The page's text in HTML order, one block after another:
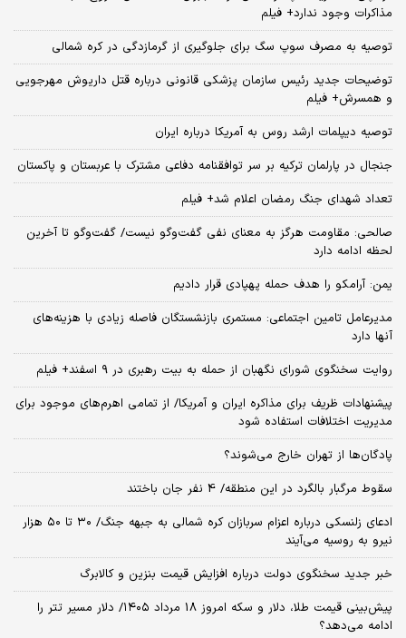
مذاکرات وجود ندارد+ فیلم
توصیه به مصرف سوپ سگ برای جلوگیری از گرمازدگی در کره شمالی
توضیحات جدید رئیس سازمان پزشکی قانونی درباره قتل داریوش مهرجویی
و همسرش+ فیلم
توصیه دیپلمات ارشد روس به آمریکا درباره ایران
جنجال در پارلمان ترکیه بر سر توافقنامه دفاعی مشترک با عربستان و پاکستان
تعداد شهدای جنگ رمضان اعلام شد+ فیلم
صالحی: مقاومت هرگز به معنای نفی گفت‌وگو نیست/ گفت‌وگو تا آخرین
لحظه ادامه دارد
یمن: آرامکو را هدف حمله پهپادی قرار دادیم
مدیرعامل تامین اجتماعی: مستمری بازنشستگان فاصله زیادی با هزینه‌های
آنها دارد
روایت سخنگوی شورای نگهبان از حمله به بیت رهبری در ۹ اسفند+ فیلم
پیشنهادات ظریف برای مذاکره ایران و آمریکا/ از تمامی اهرم‌های موجود برای
مدیریت اختلافات استفاده شود
پادگان‌ها از تهران خارج می‌شوند؟
سقوط مرگبار بالگرد در این منطقه/ 4 نفر جان باختند
ادعای زلنسکی درباره اعزام سربازان کره شمالی به جبهه جنگ/ ۳۰ تا ۵۰ هزار
نیرو به روسیه می‌آیند
خبر جدید سخنگوی دولت درباره افزایش قیمت بنزین و کالابرگ
پیش‌بینی قیمت طلا، دلار و سکه امروز 18 مرداد ۱۴۰۵/ دلار مسیر تتر را
ادامه می‌دهد؟